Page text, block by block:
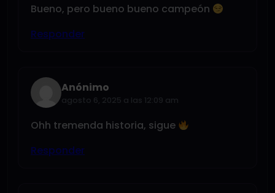
Bueno, pero bueno bueno campeón
Responder
Anónimo
agosto 6, 2025 a las 12:09 am
Ohh tremenda historia, sigue
Responder